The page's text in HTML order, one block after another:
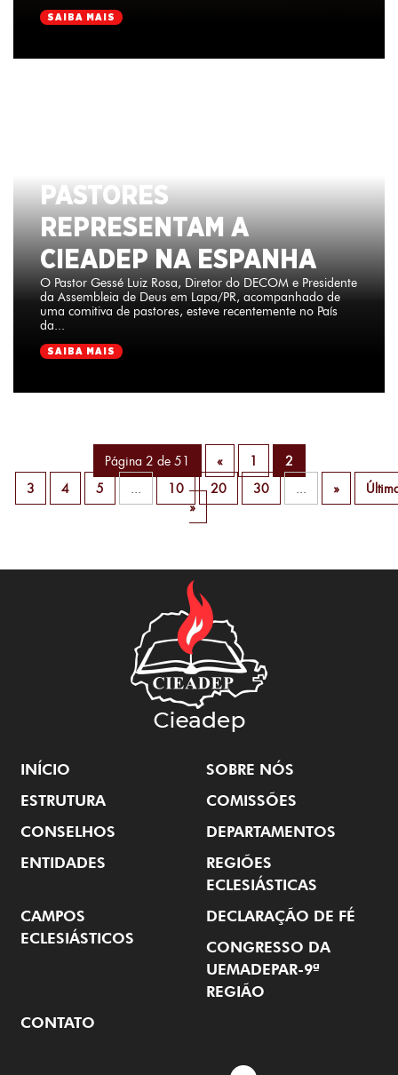
SAIBA MAIS
PASTORES
REPRESENTAM A
CIEADEP NA ESPANHA
O Pastor Gessé Luiz Rosa, Diretor do DECOM e Presidente
da Assembleia de Deus em Lapa/PR, acompanhado de
uma comitiva de pastores, esteve recentemente no País
da...
SAIBA MAIS
Página 2 de 51 « 1
2
3
4 5 10 20 30 »
»
INÍCIO
SOBRE NÓS
ESTRUTURA
COMISSÕES
CONSELHOS
DEPARTAMENTOS
ENTIDADES
REGIÕES
ECLESIÁSTICAS
CAMPOS
ECLESIÁSTICOS
DECLARAÇÃO DE FÉ
CONGRESSO DA
UEMADEPAR-9ª
REGIÃO
CONTATO